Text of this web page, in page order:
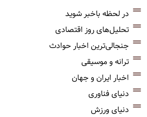
در لحظه باخبر شوید
تحلیل‌های روز اقتصادی
جنجالی‌ترین اخبار حوادث
ترانه و موسیقی
اخبار ایران و جهان
دنیای فناوری
دنیای ورزش